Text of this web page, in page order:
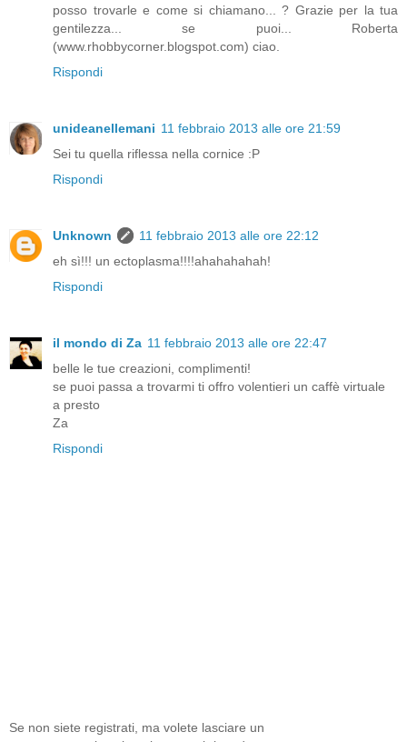
posso trovarle e come si chiamano... ? Grazie per la tua
gentilezza... se puoi... Roberta
(www.rhobbycorner.blogspot.com) ciao.
Rispondi
unideanellemani 11 febbraio 2013 alle ore 21:59
Sei tu quella riflessa nella cornice :P
Rispondi
Unknown
11 febbraio 2013 alle ore 22:12
eh sì!!! un ectoplasma!!!!ahahahahah!
Rispondi
il mondo di Za 11 febbraio 2013 alle ore 22:47
belle le tue creazioni, complimenti!
se puoi passa a trovarmi ti offro volentieri un caffè virtuale
a presto
Za
Rispondi
Se non siete registrati, ma volete lasciare un